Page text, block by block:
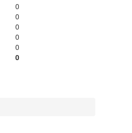
0
0
0
0
0
0